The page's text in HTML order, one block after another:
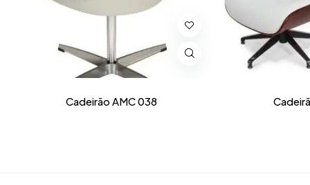
Cadeirão AMC 038